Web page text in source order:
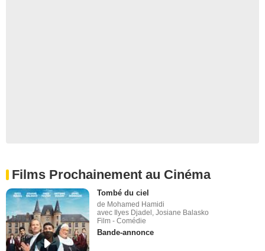
Films Prochainement au Cinéma
Tombé du ciel
de Mohamed Hamidi
avec Ilyes Djadel, Josiane Balasko
Film - Comédie
Bande-annonce